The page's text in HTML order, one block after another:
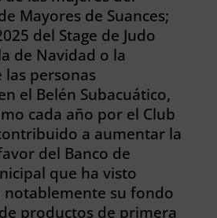
Mayores de Suances;
del Stage de Judo
de Navidad o la
personas
el Belén Subacuático,
cada año por el Club
a aumentar la
del Banco de
que ha visto
su fondo
productos de primera